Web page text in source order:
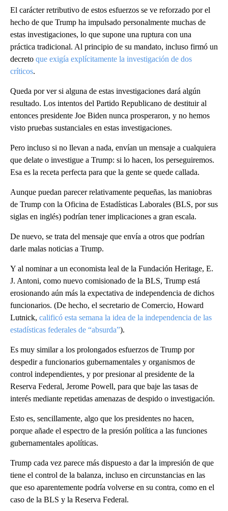
El carácter retributivo de estos esfuerzos se ve reforzado por el
hecho de que Trump ha impulsado personalmente muchas de
estas investigaciones, lo que supone una ruptura con una
práctica tradicional. Al principio de su mandato, incluso firmó un
decreto que exigía explícitamente la investigación de dos
críticos.
Queda por ver si alguna de estas investigaciones dará algún
resultado. Los intentos del Partido Republicano de destituir al
entonces presidente Joe Biden nunca prosperaron, y no hemos
visto pruebas sustanciales en estas investigaciones.
Pero incluso si no llevan a nada, envían un mensaje a cualquiera
que delate o investigue a Trump: si lo hacen, los perseguiremos.
Esa es la receta perfecta para que la gente se quede callada.
Aunque puedan parecer relativamente pequeñas, las maniobras
de Trump con la Oficina de Estadísticas Laborales (BLS, por sus
siglas en inglés) podrían tener implicaciones a gran escala.
De nuevo, se trata del mensaje que envía a otros que podrían
darle malas noticias a Trump.
Y al nominar a un economista leal de la Fundación Heritage, E.
J. Antoni, como nuevo comisionado de la BLS, Trump está
erosionando aún más la expectativa de independencia de dichos
funcionarios. (De hecho, el secretario de Comercio, Howard
Lutnick, calificó esta semana la idea de la independencia de las
estadísticas federales de “absurda”).
Es muy similar a los prolongados esfuerzos de Trump por
despedir a funcionarios gubernamentales y organismos de
control independientes, y por presionar al presidente de la
Reserva Federal, Jerome Powell, para que baje las tasas de
interés mediante repetidas amenazas de despido o investigación.
Esto es, sencillamente, algo que los presidentes no hacen,
porque añade el espectro de la presión política a las funciones
gubernamentales apolíticas.
Trump cada vez parece más dispuesto a dar la impresión de que
tiene el control de la balanza, incluso en circunstancias en las
que eso aparentemente podría volverse en su contra, como en el
caso de la BLS y la Reserva Federal.